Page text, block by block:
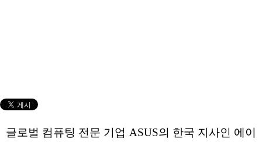
글로벌 컴퓨팅 전문 기업 ASUS의 한국 지사인 에이